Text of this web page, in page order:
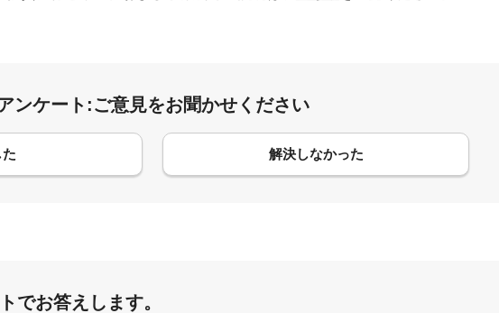
ンケート:ご意見をお聞かせください
解決しなかった
でお答えします。